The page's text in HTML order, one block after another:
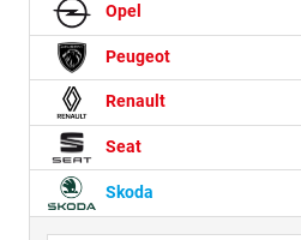
Opel
Peugeot
Renault
Seat
Skoda